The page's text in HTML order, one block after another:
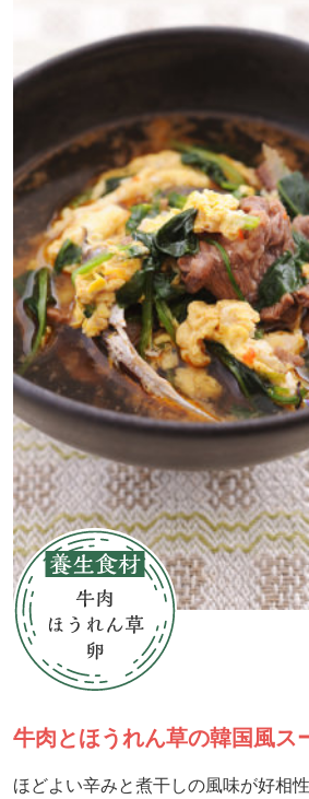
牛肉とほうれん草の韓国風ス
ほどよい辛みと煮干しの風味が好相